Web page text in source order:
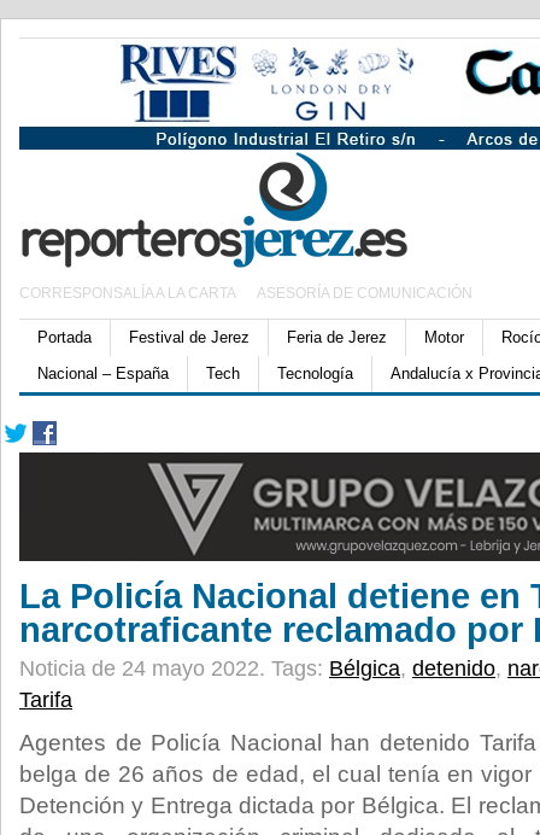
CORRESPONSALÍA A LA CARTA ASESORÍA DE COMUNICACIÓN
Portada Festival de Jerez Feria de Jerez Motor
Nacional – España
Tech Tecnología Andalucía x
La Policía Nacional detiene en
narcotraficante reclamado por
Noticia de 24 mayo 2022. Tags: Bélgica, detenido,
Tarifa
Agentes de Policía Nacional han detenido
belga de 26 años de edad, el cual tenía en
Detención y Entrega dictada por Bélgica. El